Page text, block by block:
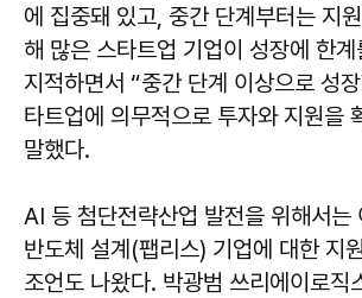
에 집중돼 있고, 중간 단계부터는 지
해 많은 스타트업 기업이 성장에 한
지적하면서 “중간 단계 이상으로 성
타트업에 의무적으로 투자와 지원을
말했다.
AI 등 첨단전략산업 발전을 위해서는
반도체 설계(팹리스) 기업에 대한 지
조언도 나왔다. 박광범 쓰리에이로직